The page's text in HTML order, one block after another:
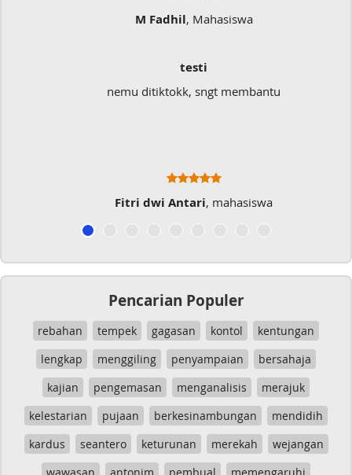
M Fadhil, Mahasiswa
testi
nemu ditiktokk, sngt membantu
Fitri dwi Antari, mahasiswa
Pencarian Populer
rebahan tempek gagasan kontol
kentungan
lengkap
menggiling penyampaian
bersahaja
kajian
pengemasan menganalisis
merajuk
kelestarian
pujaan berkesinambungan
mendidih
kardus
seantero keturunan merekah
wejangan